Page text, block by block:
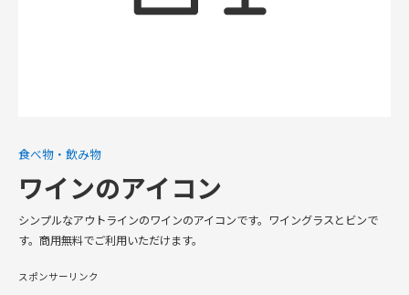
食べ物・飲み物
ワインのアイコン
シンプルなアウトラインのワインのアイコンです。ワイングラスとビンで
す。商用無料でご利用いただけます。
スポンサーリンク